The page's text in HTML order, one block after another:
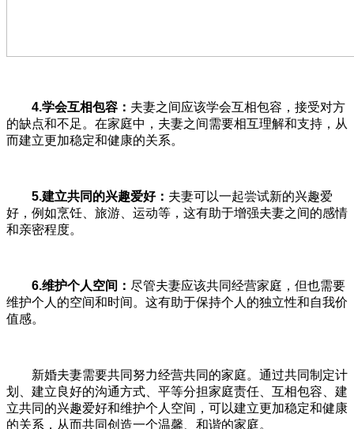
4.学会互相包容： 夫妻之间应该学会互相包容，接受对方
的缺点和不足。在家庭中，夫妻之间需要相互理解和支持，从
而建立更加稳定和健康的关系。
5.建立共同的兴趣爱好： 夫妻可以一起尝试新的兴趣爱
好，例如烹饪、旅游、运动等，这有助于增强夫妻之间的感情
和亲密程度。
6.维护个人空间： 尽管夫妻应该共同经营家庭，但也需要
维护个人的空间和时间。这有助于保持个人的独立性和自我价
值感。
新婚夫妻需要共同努力经营共同的家庭。通过共同制定计
划、建立良好的沟通方式、平等分担家庭责任、互相包容、建
立共同的兴趣爱好和维护个人空间，可以建立更加稳定和健康
的关系，从而共同创造一个温馨、和谐的家庭。